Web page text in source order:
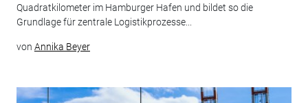
Quadratkilometer im Hamburger Hafen und bildet so die
Grundlage für zentrale Logistikprozesse...
von Annika Beyer